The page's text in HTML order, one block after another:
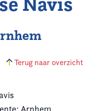
Terug naar overzicht
Arnhem